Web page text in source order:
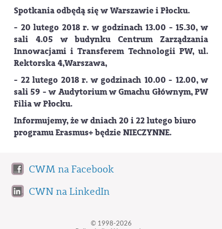
Spotkania odbędą się w Warszawie i Płocku.
- 20 lutego 2018 r. w godzinach 13.00 - 15.30, w
sali 4.05 w budynkuCentrum Zarządzania
Innowacjamii Transferem Technologii PW, ul.
Rektorska 4,Warszawa,
- 22 lutego 2018 r. w godzinach 10.00 - 12.00, w
sali 59 - w Audytorium w Gmachu Głównym, PW
Filia w Płocku.
Informujemy, że w dniach20 i 22 lutego biuro
programu Erasmus+ będzie NIECZYNNE.
CWM na Facebook
CWN na LinkedIn
© 1998-2026